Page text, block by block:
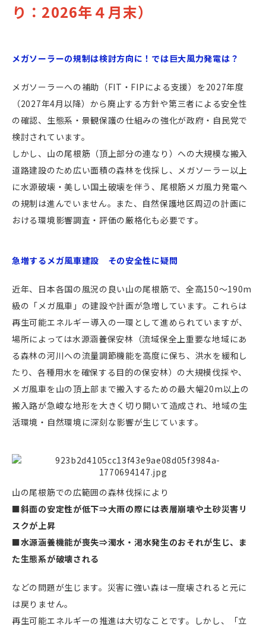
り： 2026年４月末）
メガソーラーの規制は検討方向に！では巨大風力発電は？
メガソーラーへの補助（FIT・FIPによる支援）を2027年度
（2027年4月以降）から廃止する方針や第三者による安全性
の確認、生態系・景観保護の仕組みの強化が政府・自民党で
検討されています。
しかし、山の尾根筋（頂上部分の連なり）への大規模な搬入
道路建設のため広い面積の森林を伐採し、メガソーラー以上
に水源破壊・美しい国土破壊を伴う、尾根筋メガ風力発電へ
の規制は進んでいません。また、自然保護地区周辺の計画に
おける環境影響調査・評価の厳格化も必要です。
急増するメガ風車建設 その安全性に疑問
近年、日本各国の風況の良い山の尾根筋で、全高150～190m
級の「メガ風車」の建設や計画が急増しています。これらは
再生可能エネルギー導入の一環として進められていますが、
場所によっては水源涵養保安林（流域保全上重要な地域にあ
る森林の河川への流量調節機能を高度に保ち、洪水を緩和し
たり、各種用水を確保する目的の保安林）の大規模伐採や、
メガ風車を山の頂上部まで搬入するための最大幅20m以上の
搬入路が急峻な地形を大きく切り開いて造成され、地域の生
活環境・自然環境に深刻な影響が生じています。
山の尾根筋での広範囲の森林伐採により
■斜面の安定性が低下⇒大雨の際には表層崩壊や土砂災害リ
スクが上昇
■水源涵養機能が喪失⇒濁水・渇水発生のおそれが生じ、ま
た生態系が破壊される
などの問題が生じます。災害に強い森は一度壊されると元に
は戻りません。
再生可能エネルギーの推進は大切なことです。しかし、「立